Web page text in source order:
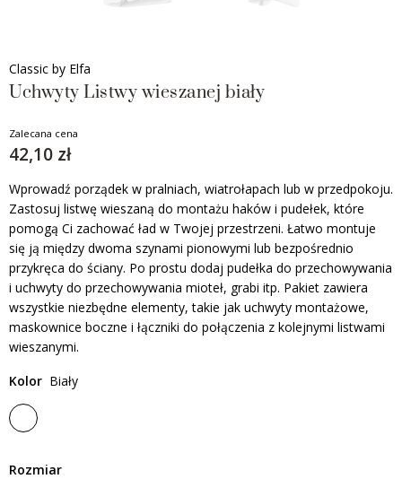
Classic by Elfa
Uchwyty Listwy wieszanej biały
Zalecana cena
42,10 zł
Wprowadź porządek w pralniach, wiatrołapach lub w przedpokoju.
Zastosuj listwę wieszaną do montażu haków i pudełek, które
pomogą Ci zachować ład w Twojej przestrzeni. Łatwo montuje
się ją między dwoma szynami pionowymi lub bezpośrednio
przykręca do ściany. Po prostu dodaj pudełka do przechowywania
i uchwyty do przechowywania mioteł, grabi itp. Pakiet zawiera
wszystkie niezbędne elementy, takie jak uchwyty montażowe,
maskownice boczne i łączniki do połączenia z kolejnymi listwami
wieszanymi.
Kolor Biały
Rozmiar